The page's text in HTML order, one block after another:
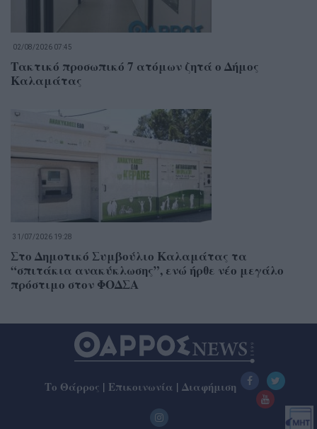
02/08/2026 07:45
Τακτικό προσωπικό 7 ατόμων ζητά ο Δήμος
Καλαμάτας
31/07/2026 19:28
Στο Δημοτικό Συμβούλιο Καλαμάτας τα
“σπιτάκια ανακύκλωσης”, ενώ ήρθε νέο μεγάλο
πρόστιμο στον ΦΟΔΣΑ
Το Θάρρος | Επικοινωνία | Διαφήμιση